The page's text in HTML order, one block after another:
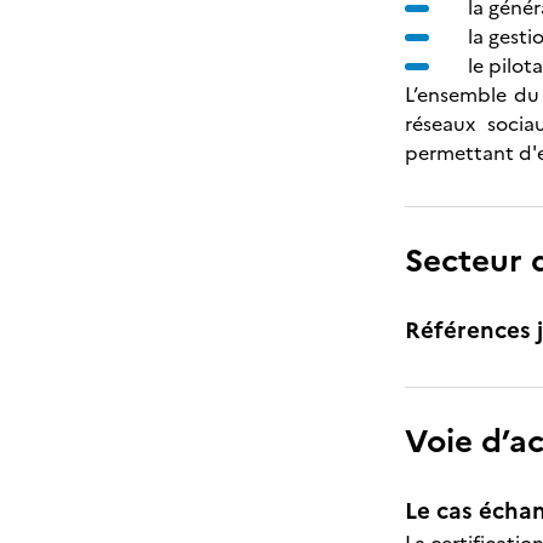
la
la
le
L’ensemble
réseaux
permettant
Secteur
Références
Voie
Le cas